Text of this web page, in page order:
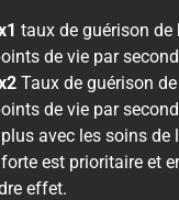
taux de guérison
de vie par
Taux de guérison
de vie par
avec les soins
est prioritaire et
effet.